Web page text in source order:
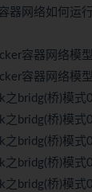
器网络如何运
容器网络模
容器网络模
bridg(桥)模式
bridg(桥)模式
bridg(桥)模式
bridg(桥)模式
bridg(桥)模式